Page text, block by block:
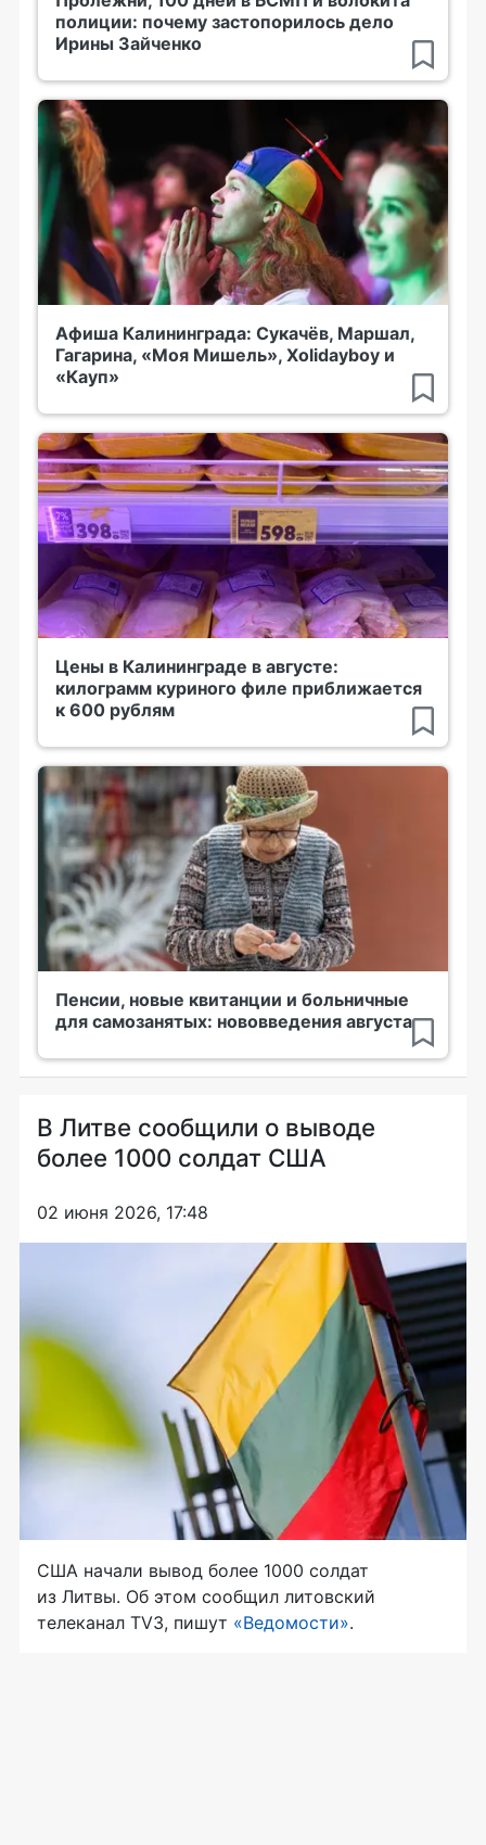
полиции: почему застопорилось дело
Ирины Зайченко
Афиша Калининграда: Сукачёв, Маршал,
Гагарина, «Моя Мишель», Xolidayboy и
«Кауп»
Цены в Калининграде в августе:
килограмм куриного филе приближается
к 600 рублям
Пенсии, новые квитанции и больничные
для самозанятых: нововведения августа
В Литве сообщили о выводе
более 1000 солдат США
02 июня 2026, 17:48
США начали вывод более 1000 солдат
из Литвы. Об этом сообщил литовский
телеканал TV3, пишут «Ведомости».